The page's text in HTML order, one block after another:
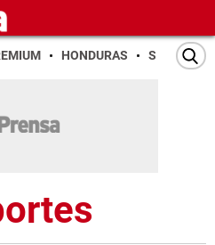
HONDURAS SAN PEDRO